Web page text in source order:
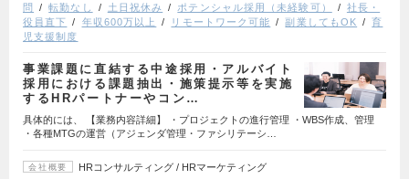
問
転勤なし 土日祝休み ポテンシャル採用（未経験可）
社長・
役員直下
年収600万以上 リモートワーク可能 副業してもOK
育
児支援制度
事業課題に直結する中途採用・アルバイト
採用における課題抽出・施策提示等を実施
するHRパートナーやコン…
具体的には、 【業務内容詳細】 ・プロジェクトの進行管理 ・WBS作成、管理
・各種MTGの運営（アジェンダ管理・ファシリテーシ…
会社概要 HRコンサルティング / HRマーケティング